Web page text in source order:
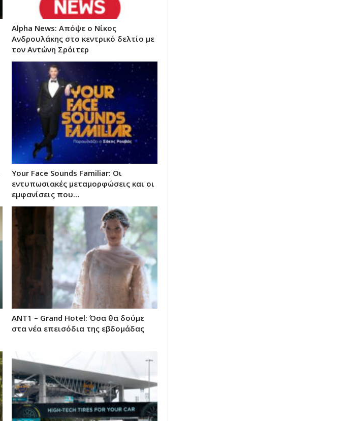
Alpha News: Απόψε ο Νίκος
Ανδρουλάκης στο κεντρικό δελτίο με
τον Αντώνη Σρόιτερ
Your Face Sounds Familiar: Οι
εντυπωσιακές μεταμορφώσεις και οι
εμφανίσεις που…
ΑΝΤ1 – Grand Hotel: Όσα θα δούμε
στα νέα επεισόδια της εβδομάδας